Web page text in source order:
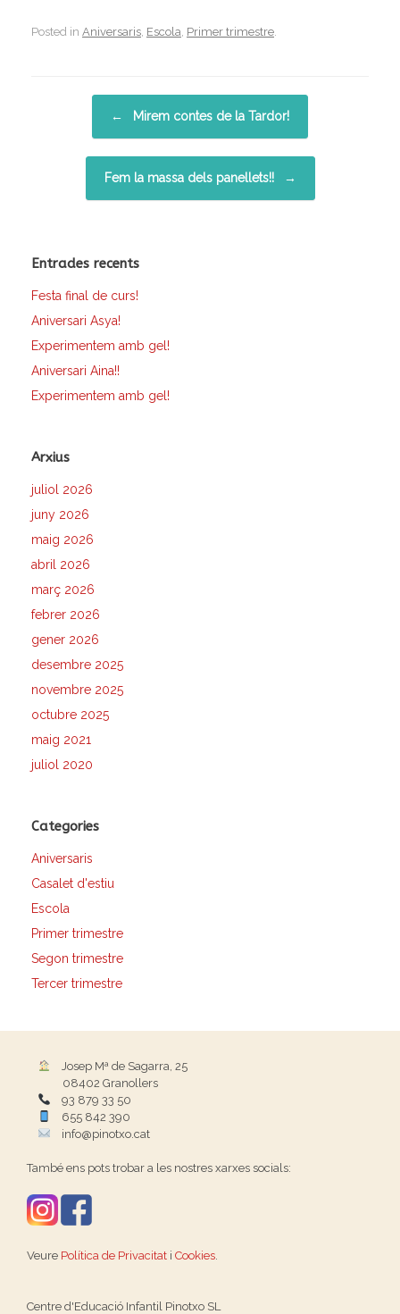
Posted in Aniversaris Escola Primer trimestre
← Mirem contes de la Tardor!
Fem la massa dels panellets!! →
Entrades recents
Festa final de curs!
Aniversari Asya!
Experimentem amb gel!
Aniversari Aina!!
Experimentem amb gel!
Arxius
juliol 2026
juny 2026
maig 2026
abril 2026
març 2026
febrer 2026
gener 2026
desembre 2025
novembre 2025
octubre 2025
maig 2021
juliol 2020
Categories
Aniversaris
Casalet d'estiu
Escola
Primer trimestre
Segon trimestre
Tercer trimestre
Josep Mª de Sagarra, 25
08402 Granollers
93 879 33 50
655 842 390
info@pinotxo.cat
També ens pots trobar a les nostres xarxes socials:
Veure Política de Privacitat i Cookies
Centre d'Educació Infantil Pinotxo SL